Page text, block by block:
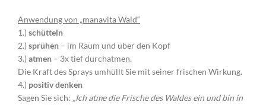
Anwendung von „manavita Wald“
1.) schütteln
2.) sprühen – im Raum und über den Kopf
3.) atmen – 3x tief durchatmen.
Die Kraft des Sprays umhüllt Sie mit seiner frischen Wirkung.
4.) positiv denken
Sagen Sie sich: „Ich atme die Frische des Waldes ein und bin in